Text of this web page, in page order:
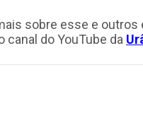
sobre esse e
canal do YouTube da